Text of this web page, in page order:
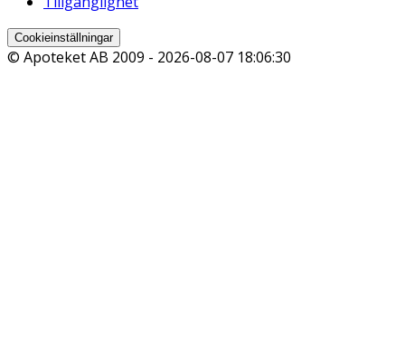
Cookieinställningar
© Apoteket AB 2009 - 2026-08-07 18:06:30